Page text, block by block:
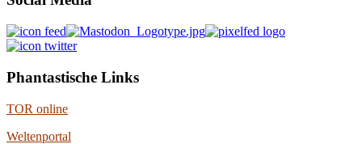
Phantastische Links
TOR online
Weltenportal